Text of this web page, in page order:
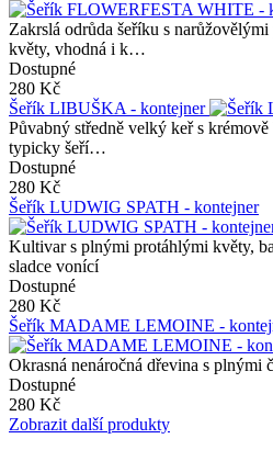
Zakrslá odrůda šeříku s
květy, vhodná i k…
Dostupné
280 Kč
Šeřík LIBUŠKA - kontejner
Půvabný středně velký keř s
typicky šeří…
Dostupné
280 Kč
Šeřík LUDWIG SPATH - kontejner
Kultivar s plnými protáhlými květy,
sladce vonící
Dostupné
280 Kč
Šeřík MADAME LEMOINE -
Okrasná nenáročná dřevina s plnými
Dostupné
280 Kč
Zobrazit další produkty